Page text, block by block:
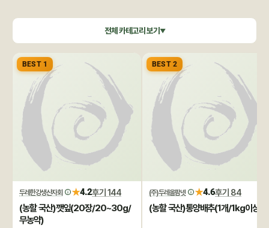
쌀/잡곡 수산/건어물 공정무역(민중교역) 건강식품/꿀
전체 카테고리 보기▼
BEST 1
두레한강생산자회 ★4.2후기 144
(농할 국산)깻잎(20장/20~30g/
무농약)
BEST 2
(주)두레올팜넷 ★4.6후기 84
(농할 국산)통양배추(1개/1kg이상)